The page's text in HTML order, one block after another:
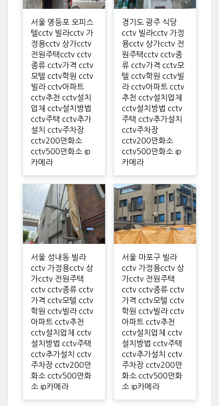
서울 영등포 오피스
텔cctv 빌라cctv 가
정용cctv 상가cctv
전원주택cctv cctv
종류 cctv가격 cctv
모텔 cctv학원 cctv
빌라 cctv아파트
cctv추천 cctv설치
업체 cctv설치방법
cctv주택 cctv추가
설치 cctv주차장
cctv200만화소
cctv500만화소 ip
카메라
경기도 광주 식당
cctv 빌라cctv 가정
용cctv 상가cctv 전
원주택cctv cctv종
류 cctv가격 cctv모
텔 cctv학원 cctv빌
라 cctv아파트 cctv
추천 cctv설치업체
cctv설치방법 cctv
주택 cctv추가설치
cctv주차장
cctv200만화소
cctv500만화소 ip
카메라
서울 성내동 빌라
cctv 가정용cctv 상
가cctv 전원주택
cctv cctv종류 cctv
가격 cctv모텔 cctv
학원 cctv빌라 cctv
아파트 cctv추천
cctv설치업체 cctv
설치방법 cctv주택
cctv추가설치 cctv
주차장 cctv200만
화소 cctv500만화
소 ip카메라
서울 마포구 빌라
cctv 가정용cctv 상
가cctv 전원주택
cctv cctv종류 cctv
가격 cctv모텔 cctv
학원 cctv빌라 cctv
아파트 cctv추천
cctv설치업체 cctv
설치방법 cctv주택
cctv추가설치 cctv
주차장 cctv200만
화소 cctv500만화
소 ip카메라